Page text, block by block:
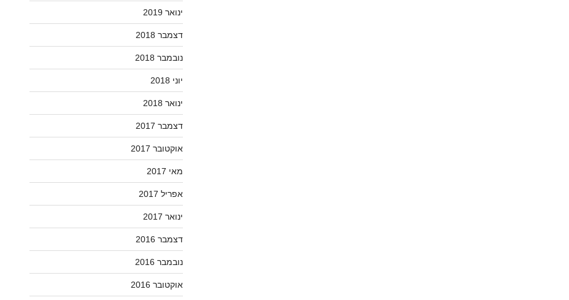
ינואר 2019
דצמבר 2018
נובמבר 2018
יוני 2018
ינואר 2018
דצמבר 2017
אוקטובר 2017
מאי 2017
אפריל 2017
ינואר 2017
דצמבר 2016
נובמבר 2016
אוקטובר 2016